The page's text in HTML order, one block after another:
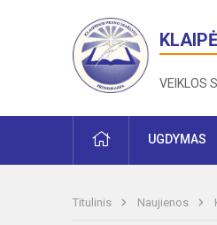
VEIKLOS
PRADŽIAUGDYMAS
Titulinis Naujienos